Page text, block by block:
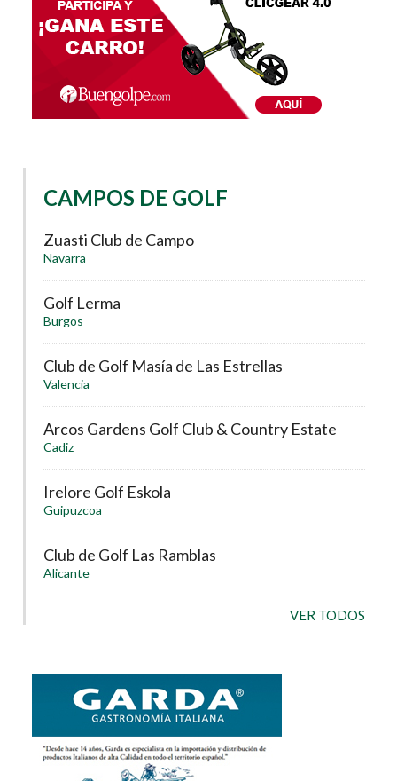
CAMPOS DE GOLF
Zuasti Club de Campo
Navarra
Golf Lerma
Burgos
Club de Golf Masía de Las Estrellas
Valencia
Arcos Gardens Golf Club & Country Estate
Cadiz
Irelore Golf Eskola
Guipuzcoa
Club de Golf Las Ramblas
Alicante
VER TODOS